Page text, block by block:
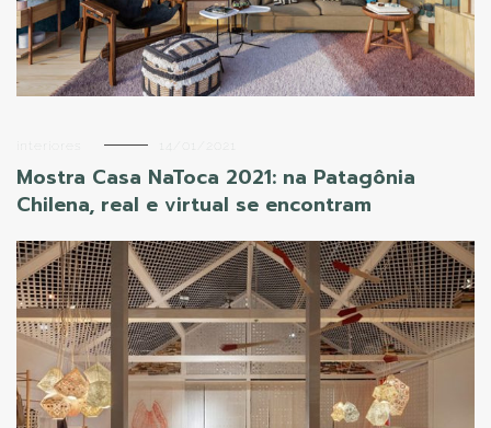
interiores 14/01/2021
Mostra Casa NaToca 2021: na Patagônia
Chilena, real e virtual se encontram